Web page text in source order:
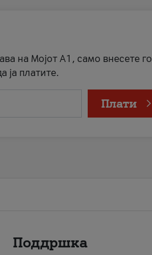
на Мојот А1, само внесете го
ја платите.
Плати
Поддршка